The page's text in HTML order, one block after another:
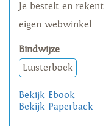
Je bestelt en
eigen webwinkel.
Bindwijze
Luisterboek
Bekijk Ebook
Bekijk Paperback